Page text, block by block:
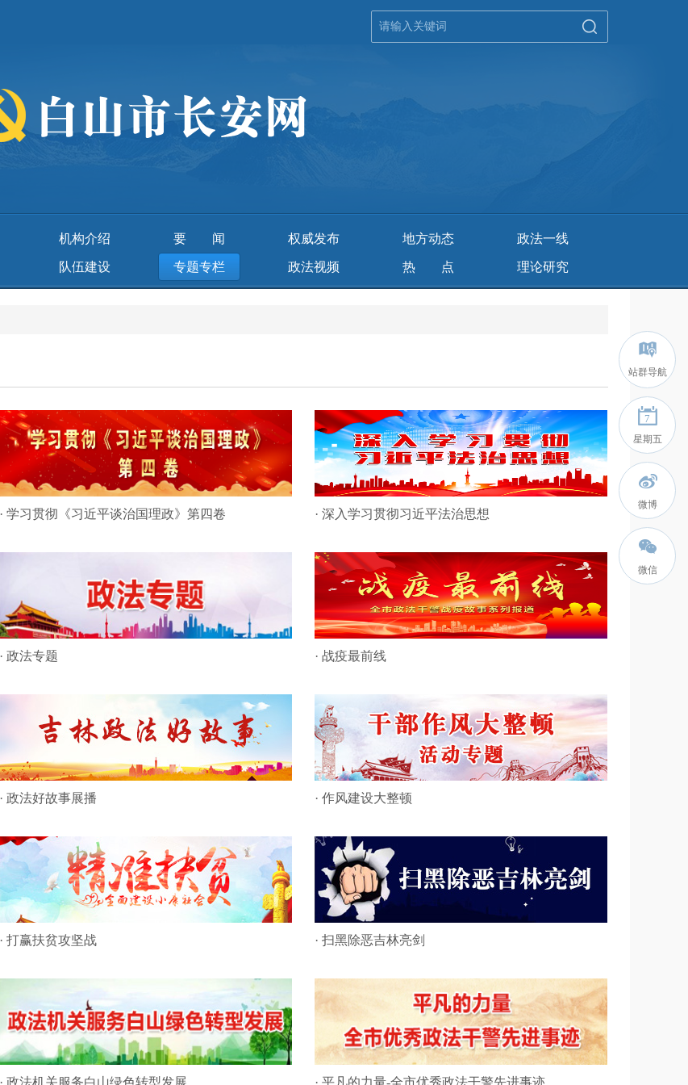
机构介绍 要闻 权威发布 地方动态 政法一线
队伍建设 专题专栏 政法视频 热点 理论研究
· 学习贯彻《习近平谈治国理政》第四卷 · 深入学习贯彻习近平法治思想
· 政法专题 · 战疫最前线
· 政法好故事展播 · 作风建设大整顿
· 打赢扶贫攻坚战 · 扫黑除恶吉林亮剑
· 政法机关服务白山绿色转型发展 · 平凡的力量-全市优秀政法干警先进事迹
站群导航
7
星期五
微博
微信